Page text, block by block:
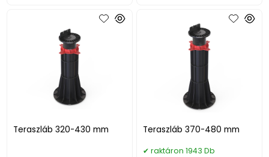
Teraszláb 320-430 mm Teraszláb 370-480 mm
raktáron 1943 Db